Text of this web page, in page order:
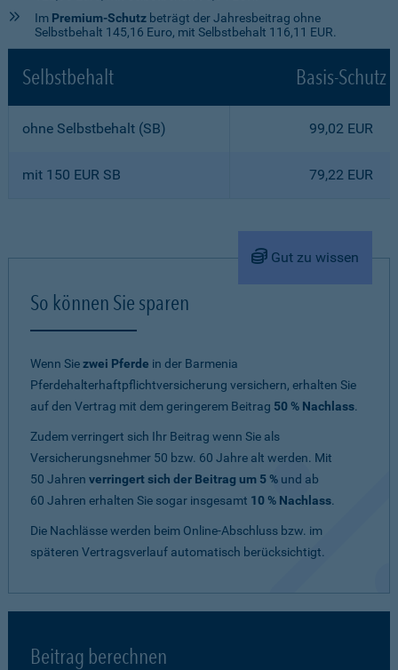
Im Premium-Schutz beträgt der Jahresbeitrag ohne
Selbstbehalt 145,16 Euro, mit Selbstbehalt 116,11 EUR.
Selbstbehalt Basis-Schutz
ohne Selbstbehalt (SB) 99,02 EUR
mit 150 EUR SB 79,22 EUR
Gut zu wissen
So können Sie sparen
Wenn Siezwei Pferde in der Barmenia
Pferdehalterhaftpflichtversicherung versichern, erhalten Sie
auf den Vertrag mit dem geringerem Beitrag 50 % Nachlass.
Zudem verringert sich Ihr Beitrag wenn Sie als
Versicherungsnehmer 50 bzw. 60 Jahre alt werden. Mit
50 Jahren verringert sich der Beitrag um 5 % und ab
60 Jahren erhalten Sie sogar insgesamt 10 % Nachlass.
Die Nachlässe werden beim Online-Abschluss bzw. im
späteren Vertragsverlauf automatisch berücksichtigt.
Beitrag berechnen